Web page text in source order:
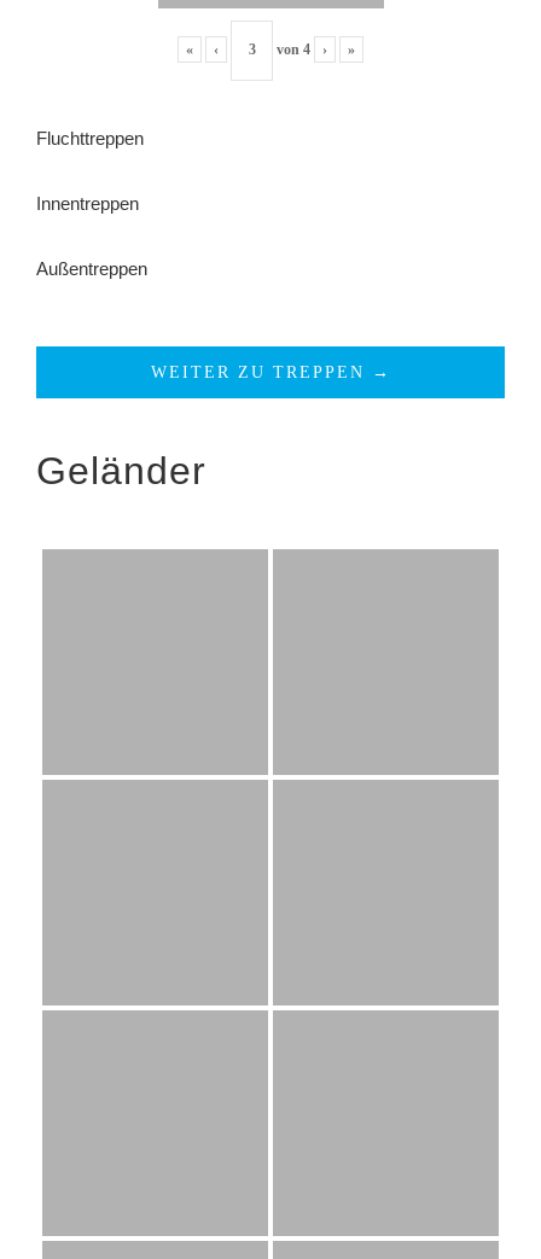
« ‹ von 4 › »
Fluchttreppen
Innentreppen
Außentreppen
WEITER ZU TREPPEN →
Geländer